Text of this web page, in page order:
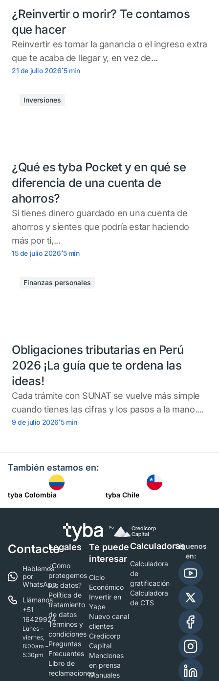
¿Reinvertir o morir? Te contamos
que hacer
Reinvertir es tomar la ganancia o el ingreso extra
que te acaba de llegar y, en vez de...
21 de julio 2026.5 min
Inversiones
¿Qué es tyba Pocket y en qué se
diferencia de una cuenta de
ahorros?
Si tienes dinero guardado en una cuenta de
ahorros y sientes que podría estar haciendo
más por ti,...
15 de julio 2026.5 min
Finanzas personales
Obligaciones tributarias en Perú
2026 ¡La guía que te ordena las
ideas!
Cada trámite con SUNAT se vuelve más simple
cuando tienes las cifras y los pasos a la mano....
9 de julio 2026.5 min
También estamos en:
tyba Colombia tyba Chile
Contacto
Hablemos
por
WhatsApp
Llámanos
+51
16429924
Lunes –
viernes,
8:00am –
5:30pm
Legales
¿Cómo
protegemos
tus datos?
Política de
tratamiento
de datos
Términos y
condiciones
Preguntas
Frecuentes
Libro de
reclamaciones
Te puede
interesar
Ciclo
Económico
Invertir en
Yape
Nuevo canal
clientes
Credicorp
Capital
Menciones
en prensa
Manuales
Calculadoras
Calculadora
de
gratificación
Calculadora
de CTS
Síguenos
en: